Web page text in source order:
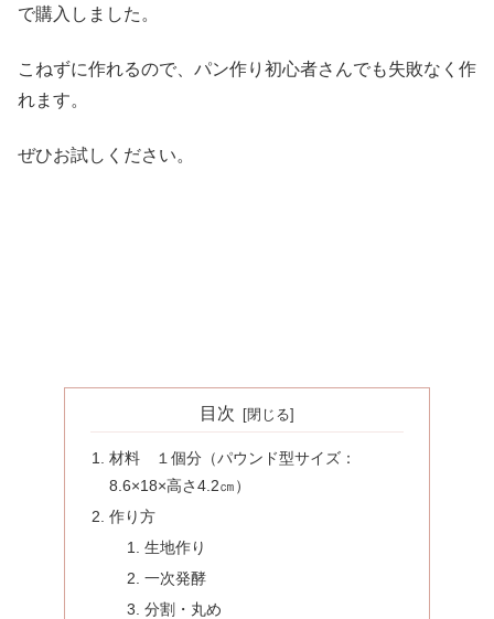
で購入しました。
こねずに作れるので、パン作り初心者さんでも失敗なく作
れます。
ぜひお試しください。
目次
材料 １個分（パウンド型サイズ：
8.6×18×高さ4.2㎝）
作り方
生地作り
一次発酵
分割・丸め